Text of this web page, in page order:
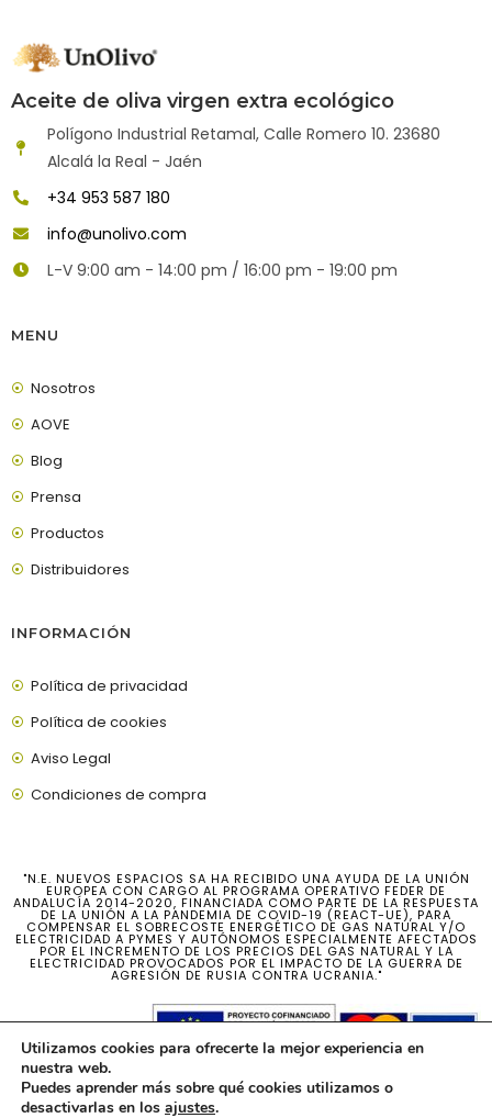
Aceite de oliva virgen extra ecológico
Polígono Industrial Retamal, Calle Romero 10. 23680
Alcalá la Real - Jaén
+34 953 587 180
info@unolivo.com
L-V 9:00 am - 14:00 pm / 16:00 pm - 19:00 pm
MENU
Nosotros
AOVE
Blog
Prensa
Productos
Distribuidores
INFORMACIÓN
Política de privacidad
Política de cookies
Aviso Legal
Condiciones de compra
"N.E. NUEVOS ESPACIOS SA HA RECIBIDO UNA AYUDA DE LA UNIÓN
EUROPEA CON CARGO AL PROGRAMA OPERATIVO FEDER DE
ANDALUCÍA 2014-2020, FINANCIADA COMO PARTE DE LA RESPUESTA
DE LA UNIÓN A LA PANDEMIA DE COVID-19 (REACT-UE), PARA
COMPENSAR EL SOBRECOSTE ENERGÉTICO DE GAS NATURAL Y/O
ELECTRICIDAD A PYMES Y AUTÓNOMOS ESPECIALMENTE AFECTADOS
POR EL INCREMENTO DE LOS PRECIOS DEL GAS NATURAL Y LA
ELECTRICIDAD PROVOCADOS POR EL IMPACTO DE LA GUERRA DE
AGRESIÓN DE RUSIA CONTRA UCRANIA."
Utilizamos cookies para ofrecerte la mejor experiencia en
nuestra web.
Puedes aprender más sobre qué cookies utilizamos o
desactivarlas en los ajustes.